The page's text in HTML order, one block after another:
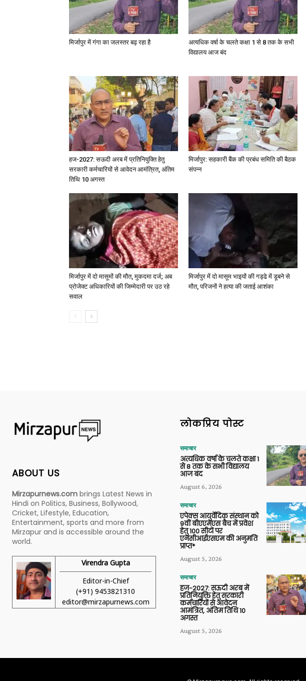
मिर्जापुर में गंगा का जलस्तर बढ़ रहा है
अत्यधिक वर्षा के चलते कक्षा 1 से 8 तक के सभी
विद्यालय आज बंद
हज-2027: सऊदी अरब में प्रतिनियुक्ति हेतु
सरकारी कर्मचारियों से आवेदन आमंत्रित, अंतिम
तिथि 10 अगस्त
मिर्जापुर: सहकारी बैंक की प्रबंध समिति की बैठक
संपन्न
मिर्जापुर में दो मासूमों की मौत, मुकदमा दर्ज; अब
प्रोजेक्ट अधिकारियों की जिम्मेदारी पर उठ रहे
सवाल
मिर्जापुर में दो मासूम भाइयों की गड्ढे में डूबने से
मौत, परिजनों ने हत्या की जताई आशंका
ABOUT US
Mirzapurnews.com brings Latest News in
Hindi on Politics, Business, Bollywood,
Cricket, Lifestyle, Education,
Entertainment, sports and more from
Mirzapur and is accessible around the
world.
Virendra Gupta
Editor-in-Chief
(+91) 9453821310
editor@mirzapurnews.com
लोकप्रिय पोस्ट
समाचार
अत्यधिक वर्षा के चलते कक्षा 1
से 8 तक के सभी विद्यालय
आज बंद
August 6, 2026
समाचार
एपेक्स आयुर्वेदिक संस्थान को
9वीं बीएएमएस बैच में प्रवेश
हेतु 100 सीटों पर
एनसीआईएसएम की अनुमति
प्राप्त*
August 5, 2026
समाचार
हज-2027: सऊदी अरब में
प्रतिनियुक्ति हेतु सरकारी
कर्मचारियों से आवेदन
आमंत्रित, अंतिम तिथि 10
अगस्त
August 5, 2026